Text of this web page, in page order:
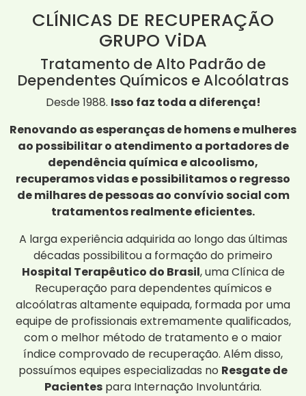
CLÍNICAS DE RECUPERAÇÃO
GRUPO ViDA
Tratamento de Alto Padrão de
Dependentes Químicos e Alcoólatras
Desde 1988. Isso faz toda a diferença!
Renovando as esperanças de homens e mulheres
ao possibilitar o atendimento a portadores de
dependência química e alcoolismo,
recuperamos vidas e possibilitamos o regresso
de milhares de pessoas ao convívio social com
tratamentos realmente eficientes.
A larga experiência adquirida ao longo das últimas
décadas possibilitou a formação do primeiro
Hospital Terapêutico do Brasil, uma Clínica de
Recuperação para dependentes químicos e
alcoólatras altamente equipada, formada por uma
equipe de profissionais extremamente qualificados,
com o melhor método de tratamento e o maior
índice comprovado de recuperação. Além disso,
possuímos equipes especializadas no Resgate de
Pacientes para Internação Involuntária.